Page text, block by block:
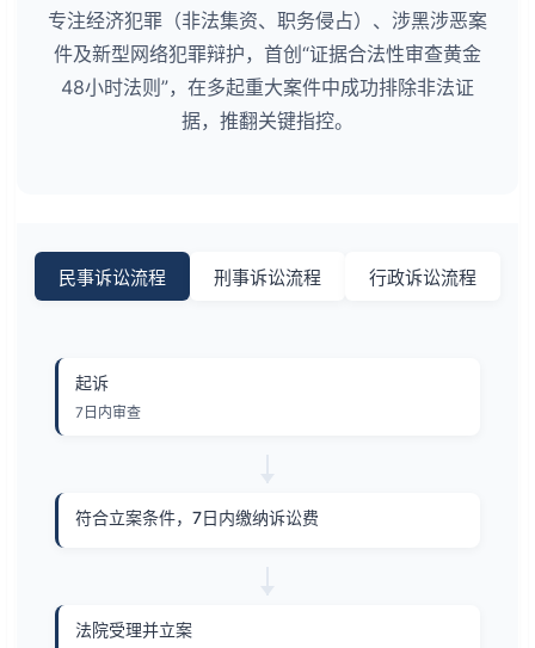
专注经济犯罪（非法集资、职务侵占）、涉黑涉恶案
件及新型网络犯罪辩护，首创“证据合法性审查黄金
48小时法则”，在多起重大案件中成功排除非法证
据，推翻关键指控。
民事诉讼流程 刑事诉讼流程 行政诉讼流程
起诉
7日内审查
符合立案条件，7日内缴纳诉讼费
法院受理并立案